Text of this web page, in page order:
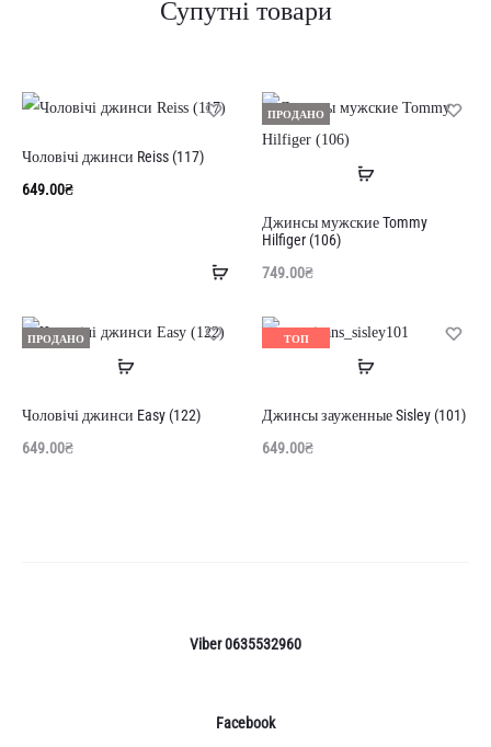
Супутні товари
Додати
Чоловічі джинси Reiss (117)
649.00₴
ПРОДАНО
Читати
Джинсы мужские Tommy
Hilfiger (106)
749.00₴
ПРОДАНО
Читати
Чоловічі джинси Easy (122)
649.00₴
ТОП
Читати
Джинсы зауженные Sisley (101)
649.00₴
Viber 0635532960
Facebook